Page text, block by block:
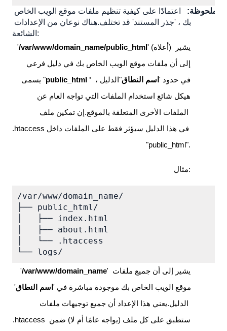
ملحوظة:
بك ، 'جذر المستند'
الشائعة:
'/var/www/domain_name/public_html ' (أعلاه) يشير
يسمى "public_html ' في حدود ' اسم النطاق
الملفات الأخرى المتعلقة بالموقع.إن تمكين ملف
.htaccess في هذا الدليل سيؤثر فقط على الملفات داخل
"public_html".
مثال:
/var/www/domain_name/
├── public_html/
│   ├── index.html
│   ├── about.html
│   └── .htaccess
└── logs/
'/var/www/domain_name'
موقع الويب الخاص بك موجودة مباشرة في ' اسم النطاق
الدليل.يعني هذا الإعداد أن جميع توجيهات ملفات
.htaccess ستطبق على كل ملف (يواجه عامًا أم لا) ضمن